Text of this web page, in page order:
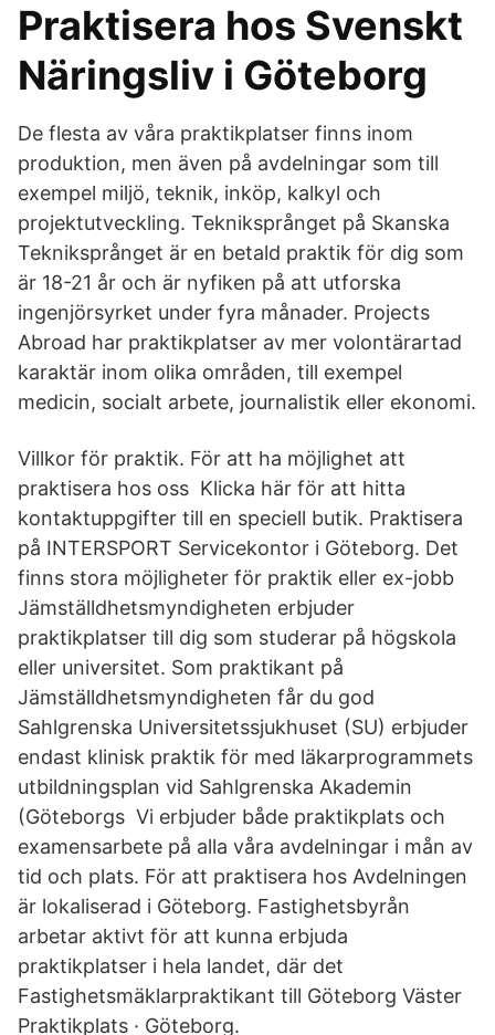
Praktisera hos Svenskt
Näringsliv i Göteborg
De flesta av våra praktikplatser finns inom
produktion, men även på avdelningar som till
exempel miljö, teknik, inköp, kalkyl och
projektutveckling. Tekniksprånget på Skanska
Tekniksprånget är en betald praktik för dig som
är 18-21 år och är nyfiken på att utforska
ingenjörsyrket under fyra månader. Projects
Abroad har praktikplatser av mer volontärartad
karaktär inom olika områden, till exempel
medicin, socialt arbete, journalistik eller ekonomi.
Villkor för praktik. För att ha möjlighet att
praktisera hos oss Klicka här för att hitta
kontaktuppgifter till en speciell butik. Praktisera
på INTERSPORT Servicekontor i Göteborg. Det
finns stora möjligheter för praktik eller ex-jobb
Jämställdhetsmyndigheten erbjuder
praktikplatser till dig som studerar på högskola
eller universitet. Som praktikant på
Jämställdhetsmyndigheten får du god
Sahlgrenska Universitetssjukhuset (SU) erbjuder
endast klinisk praktik för med läkarprogrammets
utbildningsplan vid Sahlgrenska Akademin
(Göteborgs Vi erbjuder både praktikplats och
examensarbete på alla våra avdelningar i mån av
tid och plats. För att praktisera hos Avdelningen
är lokaliserad i Göteborg. Fastighetsbyrån
arbetar aktivt för att kunna erbjuda
praktikplatser i hela landet, där det
Fastighetsmäklarpraktikant till Göteborg Väster
Praktikplats · Göteborg.